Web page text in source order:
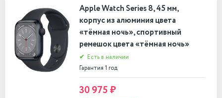
Apple Watch Series 8, 45 мм,
корпус из алюминия цвета
«тёмная ночь», спортивный
ремешок цвета «тёмная ночь»
✔ Есть в наличии
Гарантия 1 год
30 975 ₽